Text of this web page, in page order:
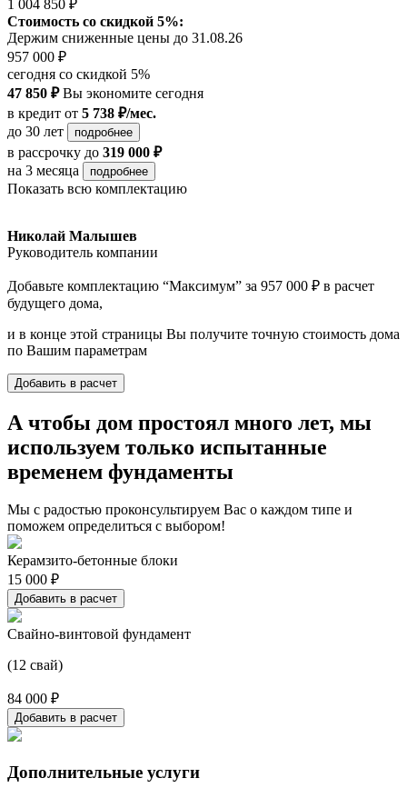
1 004 850 ₽
Стоимость со скидкой 5%:
Держим сниженные цены до 31.08.26
957 000 ₽
сегодня со скидкой 5%
47 850 ₽Вы экономите сегодня
в кредит от 5 738 ₽/мес.
до 30 лет
подробнее
в рассрочку до 319 000 ₽
на 3 месяца
подробнее
Показать всю комплектацию
Николай Малышев
Руководитель компании
Добавьте комплектацию “Максимум” за 957 000 ₽ в расчет
будущего дома,
и в конце этой страницы Вы получите точную стоимость дома
по Вашим параметрам
Добавить в расчет
А чтобы дом простоял много лет, мы
используем только испытанные
временем фундаменты
Мы с радостью проконсультируем Вас о каждом типе и
поможем определиться с выбором!
Керамзито-бетонные блоки
15 000 ₽
Добавить в расчет
Свайно-винтовой фундамент
(12 свай)
84 000 ₽
Добавить в расчет
Дополнительные услуги